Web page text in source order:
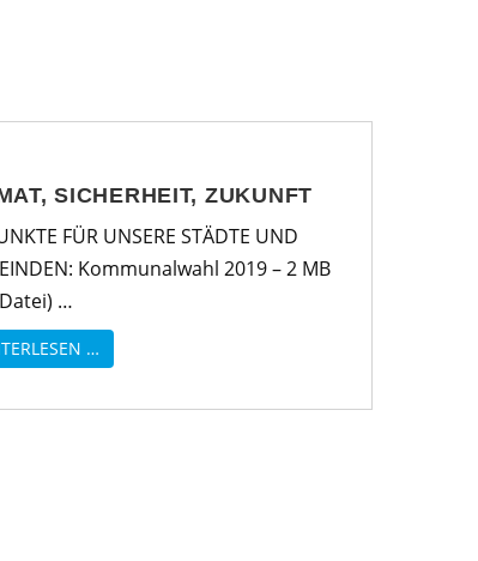
SICHERHEIT, ZUKUNFT
FÜR UNSERE STÄDTE UND
Kommunalwahl 2019 – 2 MB
…
…